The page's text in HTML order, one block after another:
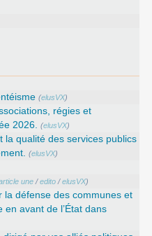
(elusVX)
régies et
2026.
(elusVX)
la qualité des services publics
(elusVX)
une /edito /elusVX)
défense des communes et
avant de l’État dans